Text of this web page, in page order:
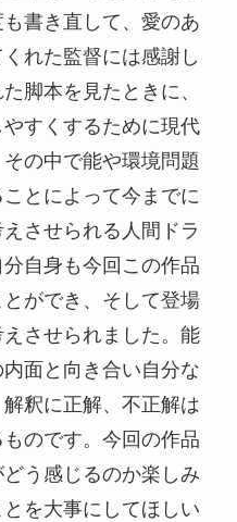
書き直して、愛のあ
れた監督には感謝し
脚本を見たときに、
すくするために現代
の中で能や環境問題
とによって今までに
させられる人間ドラ
自身も今回この作品
ができ、そして登場
させられました。能
面と向き合い自分な
釈に正解、不正解は
のです。今回の作品
う感じるのか楽しみ
を大事にしてほしい